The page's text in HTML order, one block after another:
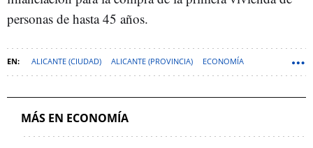
personas de hasta 45 años.
ALICANTE (CIUDAD) ALICANTE (PROVINCIA) ECONOMÍA
MÁS EN ECONOMÍA